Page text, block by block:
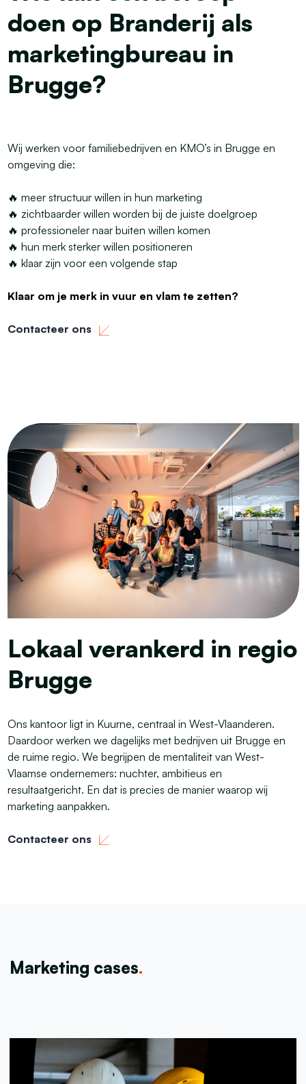
doen op Branderij als
marketingbureau in
Brugge?
Wij werken voor familiebedrijven en KMO’s in Brugge en
omgeving die:
🔥 meer structuur willen in hun marketing
🔥 zichtbaarder willen worden bij de juiste doelgroep
🔥 professioneler naar buiten willen komen
🔥 hun merk sterker willen positioneren
🔥 klaar zijn voor een volgende stap
Klaar om je merk in vuur en vlamte zetten?
Contacteer ons
Lokaal verankerd in regio
Brugge
Ons kantoor ligt in Kuurne, centraal in West-Vlaanderen.
Daardoor werken we dagelijks met bedrijven uit Brugge en
de ruime regio. We begrijpen de mentaliteit van West-
Vlaamse ondernemers: nuchter, ambitieus en
resultaatgericht. En dat is precies de manier waarop wij
marketing aanpakken.
Contacteer ons
Marketing cases.